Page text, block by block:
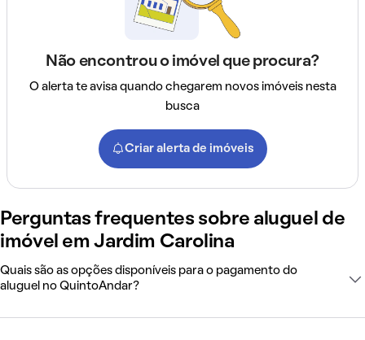
Não encontrou o imóvel que procura?
O alerta te avisa quando chegarem novos imóveis nesta
busca
Criar alerta de imóveis
Perguntas frequentes sobre aluguel de
imóvel em Jardim Carolina
Quais são as opções disponíveis para o pagamento do
aluguel no QuintoAndar?